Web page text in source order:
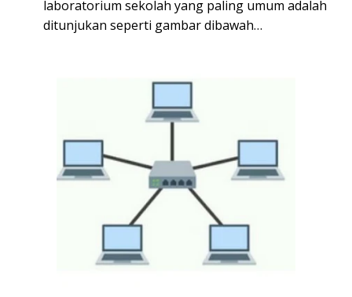
laboratorium sekolah yang paling umum adalah
ditunjukan seperti gambar dibawah…